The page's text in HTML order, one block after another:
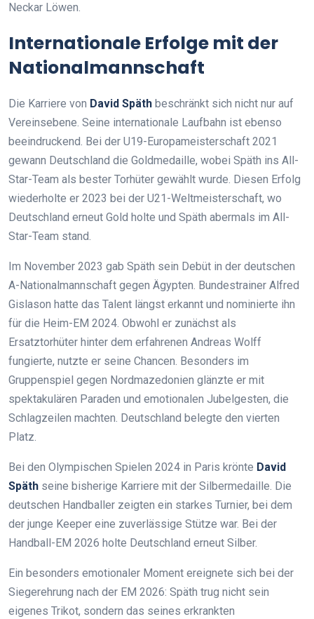
Neckar Löwen.
Internationale Erfolge mit der
Nationalmannschaft
Die Karriere von David Späth beschränkt sich nicht nur auf
Vereinsebene. Seine internationale Laufbahn ist ebenso
beeindruckend. Bei der U19-Europameisterschaft 2021
gewann Deutschland die Goldmedaille, wobei Späth ins All-
Star-Team als bester Torhüter gewählt wurde. Diesen Erfolg
wiederholte er 2023 bei der U21-Weltmeisterschaft, wo
Deutschland erneut Gold holte und Späth abermals im All-
Star-Team stand.
Im November 2023 gab Späth sein Debüt in der deutschen
A-Nationalmannschaft gegen Ägypten. Bundestrainer Alfred
Gislason hatte das Talent längst erkannt und nominierte ihn
für die Heim-EM 2024. Obwohl er zunächst als
Ersatztorhüter hinter dem erfahrenen Andreas Wolff
fungierte, nutzte er seine Chancen. Besonders im
Gruppenspiel gegen Nordmazedonien glänzte er mit
spektakulären Paraden und emotionalen Jubelgesten, die
Schlagzeilen machten. Deutschland belegte den vierten
Platz.
Bei den Olympischen Spielen 2024 in Paris krönte David
Späth seine bisherige Karriere mit der Silbermedaille. Die
deutschen Handballer zeigten ein starkes Turnier, bei dem
der junge Keeper eine zuverlässige Stütze war. Bei der
Handball-EM 2026 holte Deutschland erneut Silber.
Ein besonders emotionaler Moment ereignete sich bei der
Siegerehrung nach der EM 2026: Späth trug nicht sein
eigenes Trikot, sondern das seines erkrankten